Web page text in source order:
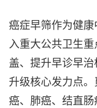
癌症早筛作为健
入重大公共卫生
盖、提升早诊早
升级核心发力点
癌、肺癌、结直